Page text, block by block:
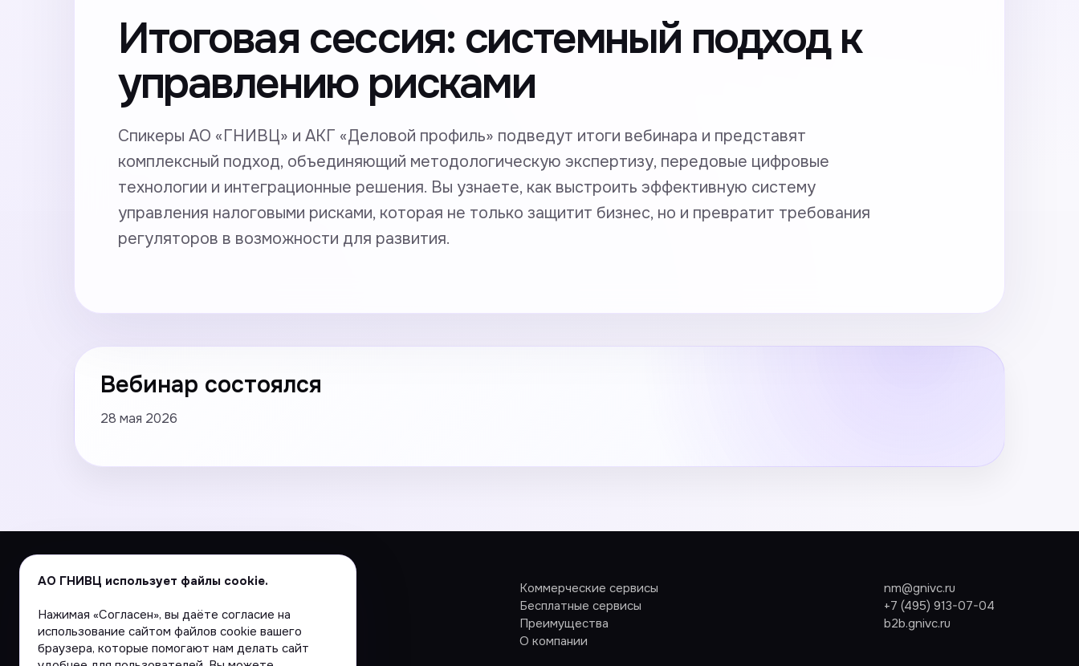
АО ГНИВЦ использует файлы cookie.
Нажимая «Согласен», вы даёте согласие на
использование сайтом файлов cookie вашего
браузера, которые помогают нам делать сайт
Итоговая сессия: системный подход к
управлению рисками
Спикеры АО «ГНИВЦ» и АКГ «Деловой профиль» подведут итоги вебинара и представят
комплексный подход, объединяющий методологическую экспертизу, передовые цифровые
технологии и интеграционные решения. Вы узнаете, как выстроить эффективную систему
управления налоговыми рисками, которая не только защитит бизнес, но и превратит требования
регуляторов в возможности для развития.
Вебинар состоялся
28 мая 2026
АО «ГНИВЦ» — Цифровая основа ФНС России
Коммерческие сервисы
Бесплатные сервисы
Преимущества
О компании
nm@gnivc.ru
+7 (495) 913-07-04
b2b.gnivc.ru